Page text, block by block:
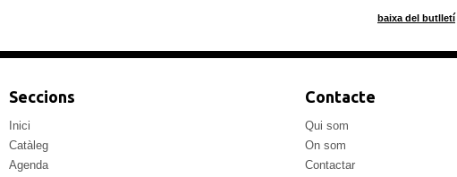
baixa del butlletí
Seccions
Inici
Catàleg
Agenda
Contacte
Qui som
On som
Contactar